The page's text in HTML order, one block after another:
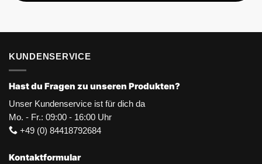
KUNDENSERVICE
Hast du Fragen zu unseren Produkten?
Unser Kundenservice ist für dich da
Mo. - Fr.: 09:00 - 16:00 Uhr
+49 (0) 84418792684
Kontaktformular